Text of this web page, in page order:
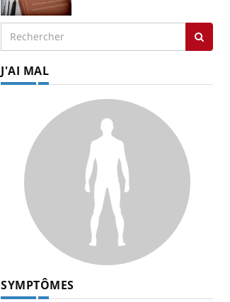
J'AI MAL
SYMPTÔMES